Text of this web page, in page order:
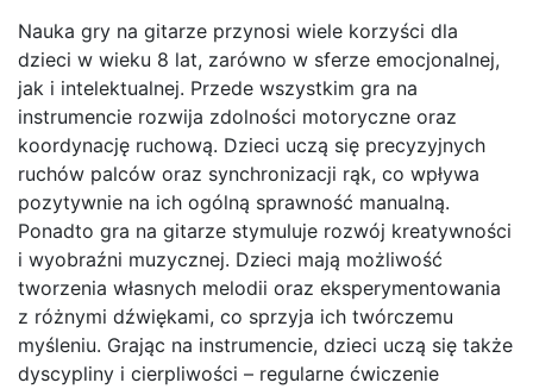
Nauka gry na gitarze przynosi wiele korzyści dla
dzieci w wieku 8 lat, zarówno w sferze emocjonalnej,
jak i intelektualnej. Przede wszystkim gra na
instrumencie rozwija zdolności motoryczne oraz
koordynację ruchową. Dzieci uczą się precyzyjnych
ruchów palców oraz synchronizacji rąk, co wpływa
pozytywnie na ich ogólną sprawność manualną.
Ponadto gra na gitarze stymuluje rozwój kreatywności
i wyobraźni muzycznej. Dzieci mają możliwość
tworzenia własnych melodii oraz eksperymentowania
z różnymi dźwiękami, co sprzyja ich twórczemu
myśleniu. Grając na instrumencie, dzieci uczą się także
dyscypliny i cierpliwości – regularne ćwiczenie